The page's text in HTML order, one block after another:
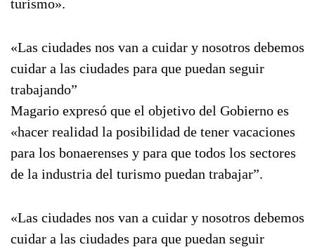
turismo».
«Las ciudades nos van a cuidar y nosotros debemos
cuidar a las ciudades para que puedan seguir
trabajando”
Magario expresó que el objetivo del Gobierno es
«hacer realidad la posibilidad de tener vacaciones
para los bonaerenses y para que todos los sectores
de la industria del turismo puedan trabajar”.
«Las ciudades nos van a cuidar y nosotros debemos
cuidar a las ciudades para que puedan seguir